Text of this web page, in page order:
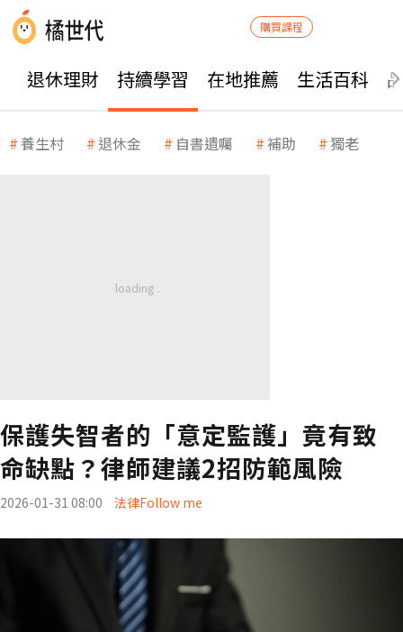
購買課程
退休理財 持續學習 在地推薦 生活百科
養生村 退休金 自書遺囑 補助 獨老
保護失智者的「意定監護」竟有致
命缺點？律師建議2招防範風險
2026-01-31 08:00 法律Follow me